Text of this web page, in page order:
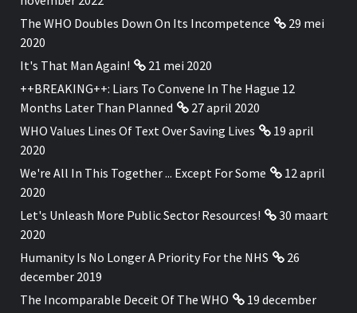
The WHO Doubles Down On Its Incompetence
29 mei
2020
It's That Man Again!
21 mei 2020
++BREAKING++: Liars To Convene In The Hague 12
Months Later Than Planned
27 april 2020
WHO Values Lines Of Text Over Saving Lives
19 april
2020
We're All In This Together ... Except For Some
12 april
2020
Let's Unleash More Public Sector Resources!
30 maart
2020
Humanity Is No Longer A Priority For the NHS
26
december 2019
The Incomparable Deceit Of The WHO
19 december